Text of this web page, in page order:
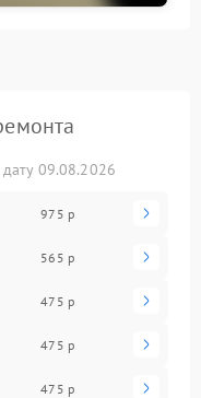
09.08.2026
975 р
565 р
475 р
475 р
475 р